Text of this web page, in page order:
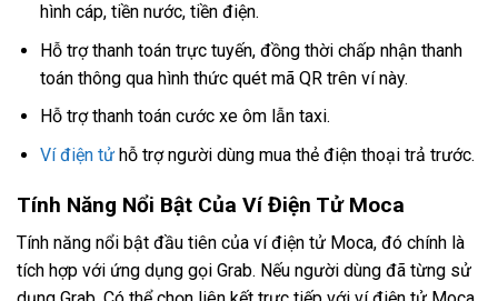
hình cáp, tiền nước, tiền điện.
Hỗ trợ thanh toán trực tuyến, đồng thời chấp nhận thanh
toán thông qua hình thức quét mã QR trên ví này.
Hỗ trợ thanh toán cước xe ôm lẫn taxi.
Ví điện tửhỗ trợ người dùng mua thẻ điện thoại trả trước.
Tính Năng Nổi Bật Của Ví Điện Tử Moca
Tính năng nổi bật đầu tiên của ví điện tử Moca, đó chính là
tích hợp với ứng dụng gọi Grab. Nếu người dùng đã từng sử